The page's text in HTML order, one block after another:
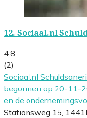
12. Sociaal.nl
4.8
(2)
Sociaal.nl
begonnen op 20-11-
en de
Stationsweg 15,